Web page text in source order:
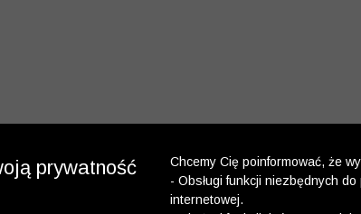
prywatność
Chcemy Cię poinformować, że
- Obsługi funkcji niezbędnych
internetowej.